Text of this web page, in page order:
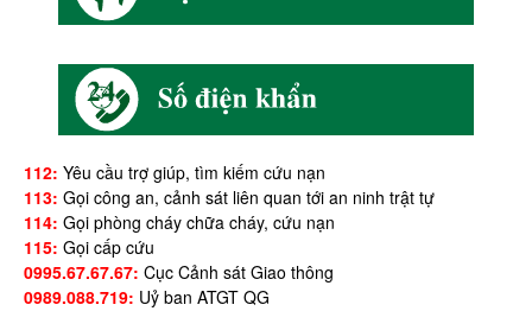
112: Yêu cầu trợ giúp, tìm kiếm cứu nạn
113: Gọi công an, cảnh sát liên quan tới an ninh trật tự
114: Gọi phòng cháy chữa cháy, cứu nạn
115: Gọi cấp cứu
0995.67.67.67: Cục Cảnh sát Giao thông
0989.088.719: Uỷ ban ATGT QG